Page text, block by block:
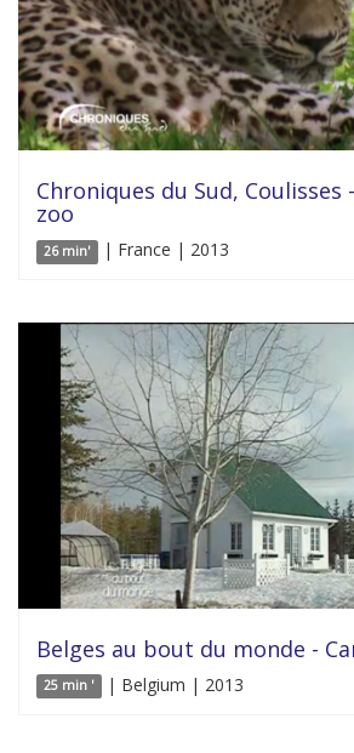
Chroniques du Sud, Coulisses
zoo
26 min' | France | 2013
Belges au bout du monde -
25 min ' | Belgium | 2013